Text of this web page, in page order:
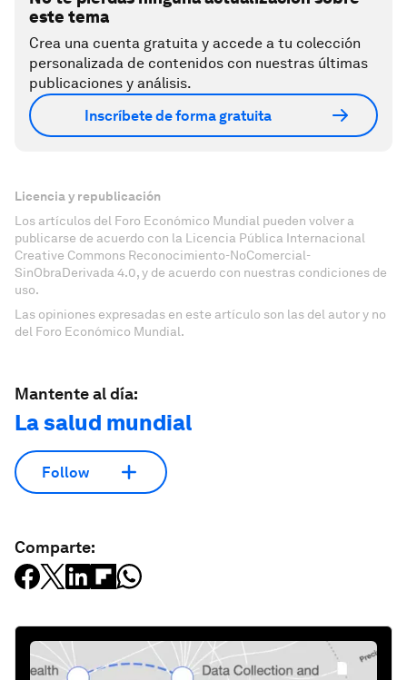
este tema
Crea una cuenta gratuita y accede a tu colección
personalizada de contenidos con nuestras últimas
publicaciones y análisis.
Inscríbete de forma gratuita
Licencia y republicación
Los artículos del Foro Económico Mundial pueden volver a
publicarse de acuerdo con la Licencia Pública Internacional
Creative Commons Reconocimiento-NoComercial-
SinObraDerivada 4.0, y de acuerdo con nuestras condiciones de
uso.
Las opiniones expresadas en este artículo son las del autor y no
del Foro Económico Mundial.
Mantente al día:
La salud mundial
Follow
Comparte: